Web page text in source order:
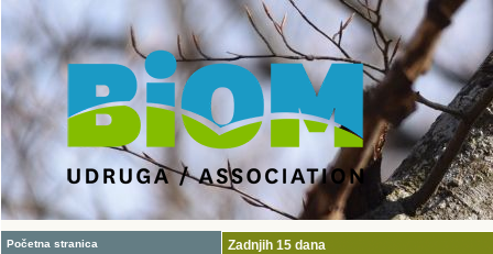
Početna stranica Zadnjih 15 dana